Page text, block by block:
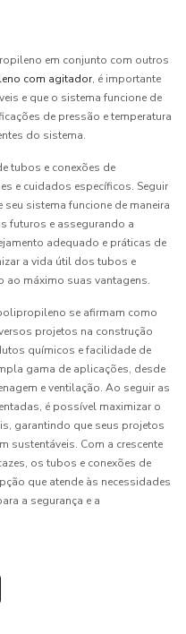
em conjunto com outros
com agitador, é importante
e que o sistema funcione de
de pressão e temperatura
do sistema.
tubos e conexões de
e cuidados específicos. Seguir
sistema funcione de maneira
futuros e assegurando a
adequado e práticas de
a vida útil dos tubos e
ao máximo suas vantagens.
se afirmam como
projetos na construção
químicos e facilidade de
gama de aplicações, desde
e ventilação. Ao seguir as
é possível maximizar o
garantindo que seus projetos
sustentáveis. Com a crescente
os tubos e conexões de
que atende às necessidades
a segurança e a